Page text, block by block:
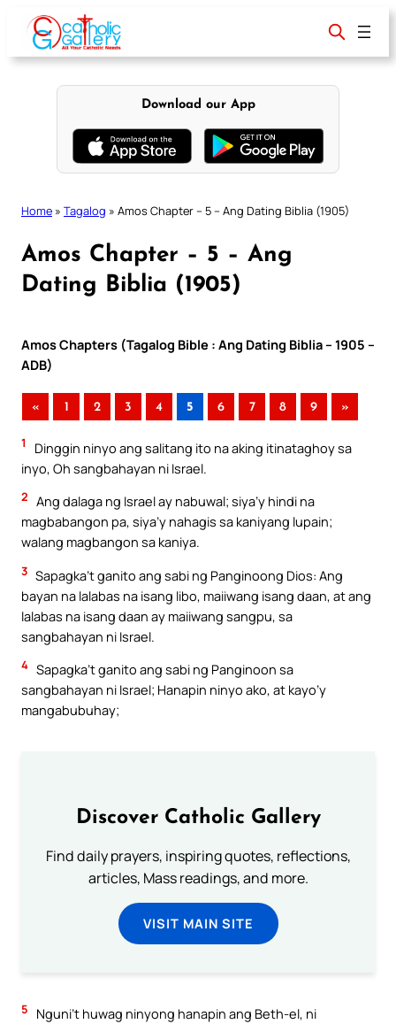
content
Download our App
Home » Tagalog » Amos Chapter – 5 – Ang Dating Biblia (1905)
Amos Chapter – 5 – Ang
Dating Biblia (1905)
Amos Chapters (Tagalog Bible : Ang Dating Biblia – 1905 –
ADB)
« 1 2 3 4 5 6 7 8 9 »
1
Dinggin ninyo ang salitang ito na aking itinataghoy sa
inyo, Oh sangbahayan ni Israel.
2 Ang dalaga ng Israel ay nabuwal; siya’y hindi na
magbabangon pa, siya’y nahagis sa kaniyang lupain;
walang magbangon sa kaniya.
3 Sapagka’t ganito ang sabi ng Panginoong Dios: Ang
bayan na lalabas na isang libo, maiiwang isang daan, at ang
lalabas na isang daan ay maiiwang sangpu, sa
sangbahayan ni Israel.
4 Sapagka’t ganito ang sabi ng Panginoon sa
sangbahayan ni Israel; Hanapin ninyo ako, at kayo’y
mangabubuhay;
Discover Catholic Gallery
Find daily prayers, inspiring quotes, reflections,
articles, Mass readings, and more.
VISIT MAIN SITE
5
Nguni’t huwag ninyong hanapin ang Beth-el, ni